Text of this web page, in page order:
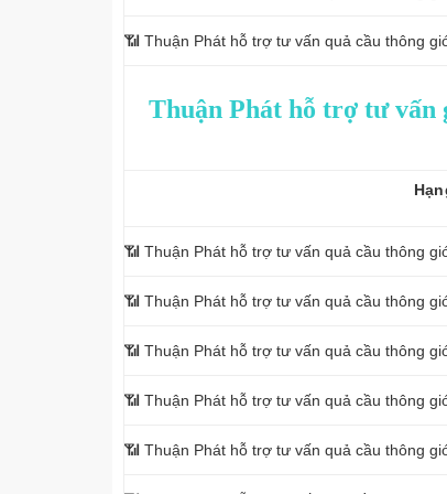
📶 Thuận Phát hỗ trợ tư vấn quả cầu thông
Thuận Phát hỗ trợ tư vấn
📶 Thuận Phát hỗ trợ tư vấn quả cầu thông
📶 Thuận Phát hỗ trợ tư vấn quả cầu thông
📶 Thuận Phát hỗ trợ tư vấn quả cầu thông
📶 Thuận Phát hỗ trợ tư vấn quả cầu thông
📶 Thuận Phát hỗ trợ tư vấn quả cầu thông